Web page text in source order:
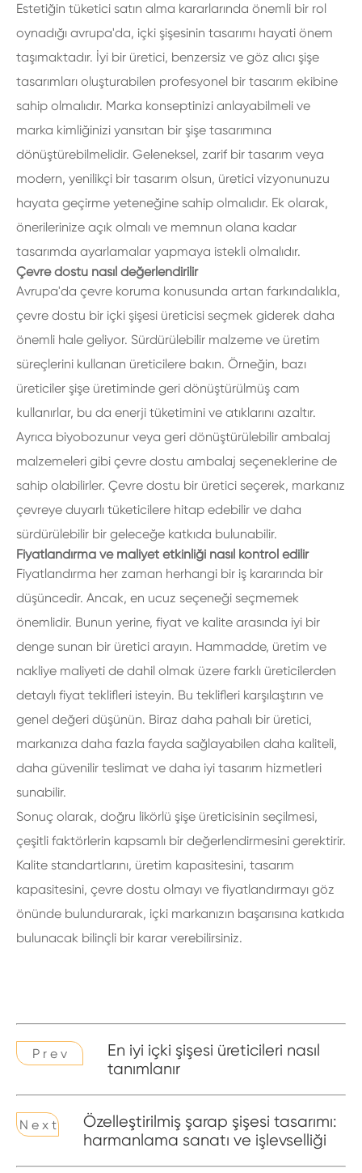
Estetiğin tüketici satın alma kararlarında önemli bir rol
oynadığı avrupa'da, içki şişesinin tasarımı hayati önem
taşımaktadır. İyi bir üretici, benzersiz ve göz alıcı şişe
tasarımları oluşturabilen profesyonel bir tasarım ekibine
sahip olmalıdır. Marka konseptinizi anlayabilmeli ve
marka kimliğinizi yansıtan bir şişe tasarımına
dönüştürebilmelidir. Geleneksel, zarif bir tasarım veya
modern, yenilikçi bir tasarım olsun, üretici vizyonunuzu
hayata geçirme yeteneğine sahip olmalıdır. Ek olarak,
önerilerinize açık olmalı ve memnun olana kadar
tasarımda ayarlamalar yapmaya istekli olmalıdır.
Çevre dostu nasıl değerlendirilir
Avrupa'da çevre koruma konusunda artan farkındalıkla,
çevre dostu bir içki şişesi üreticisi seçmek giderek daha
önemli hale geliyor. Sürdürülebilir malzeme ve üretim
süreçlerini kullanan üreticilere bakın. Örneğin, bazı
üreticiler şişe üretiminde geri dönüştürülmüş cam
kullanırlar, bu da enerji tüketimini ve atıklarını azaltır.
Ayrıca biyobozunur veya geri dönüştürülebilir ambalaj
malzemeleri gibi çevre dostu ambalaj seçeneklerine de
sahip olabilirler. Çevre dostu bir üretici seçerek, markanız
çevreye duyarlı tüketicilere hitap edebilir ve daha
sürdürülebilir bir geleceğe katkıda bulunabilir.
Fiyatlandırma ve maliyet etkinliği nasıl kontrol edilir
Fiyatlandırma her zaman herhangi bir iş kararında bir
düşüncedir. Ancak, en ucuz seçeneği seçmemek
önemlidir. Bunun yerine, fiyat ve kalite arasında iyi bir
denge sunan bir üretici arayın. Hammadde, üretim ve
nakliye maliyeti de dahil olmak üzere farklı üreticilerden
detaylı fiyat teklifleri isteyin. Bu teklifleri karşılaştırın ve
genel değeri düşünün. Biraz daha pahalı bir üretici,
markanıza daha fazla fayda sağlayabilen daha kaliteli,
daha güvenilir teslimat ve daha iyi tasarım hizmetleri
sunabilir.
Sonuç olarak, doğru likörlü şişe üreticisinin seçilmesi,
çeşitli faktörlerin kapsamlı bir değerlendirmesini gerektirir.
Kalite standartlarını, üretim kapasitesini, tasarım
kapasitesini, çevre dostu olmayı ve fiyatlandırmayı göz
önünde bulundurarak, içki markanızın başarısına katkıda
bulunacak bilinçli bir karar verebilirsiniz.
P r e v
En iyi içki şişesi üreticileri nasıl
tanımlanır
N e x t
Özelleştirilmiş şarap şişesi tasarımı:
harmanlama sanatı ve işlevselliği